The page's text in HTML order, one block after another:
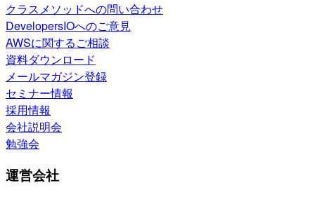
クラスメソッドへの問い合わせ
DevelopersIOへのご意見
AWSに関するご相談
資料ダウンロード
メールマガジン登録
セミナー情報
採用情報
会社説明会
勉強会
運営会社